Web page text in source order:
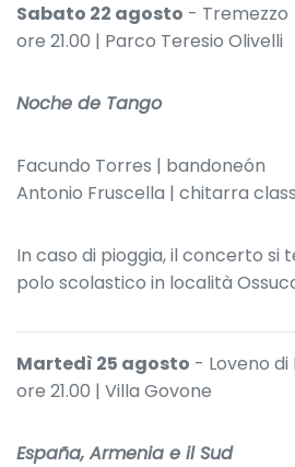
Sabato 22 agosto - Tremezzo
ore 21.00 | Parco Teresio Olivelli
Noche de Tango
Facundo Torres | bandoneón
Antonio Fruscella | chitarra
In caso di pioggia, il concerto si
polo scolastico in località
Martedì 25 agosto - Loveno di
ore 21.00 | Villa Govone
España, Armenia e il Sud